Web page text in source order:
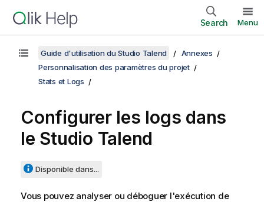
Search Menu
Guide d'utilisation du Studio Talend
Annexes
Personnalisation des paramètres du projet
Stats et Logs
Configurer les logs dans
le Studio Talend
Disponible dans...
Vous pouvez analyser ou déboguer l'exécution de